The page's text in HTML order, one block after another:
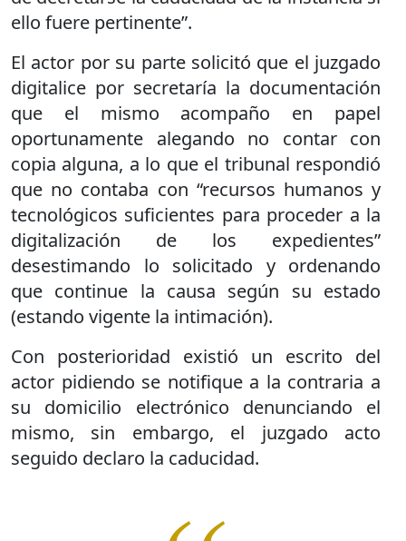
ello fuere pertinente”.
El actor por su parte solicitó que el juzgado
digitalice por secretaría la documentación
que el mismo acompaño en papel
oportunamente alegando no contar con
copia alguna, a lo que el tribunal respondió
que no contaba con “recursos humanos y
tecnológicos suficientes para proceder a la
digitalización de los expedientes”
desestimando lo solicitado y ordenando
que continue la causa según su estado
(estando vigente la intimación).
Con posterioridad existió un escrito del
actor pidiendo se notifique a la contraria a
su domicilio electrónico denunciando el
mismo, sin embargo, el juzgado acto
seguido declaro la caducidad.